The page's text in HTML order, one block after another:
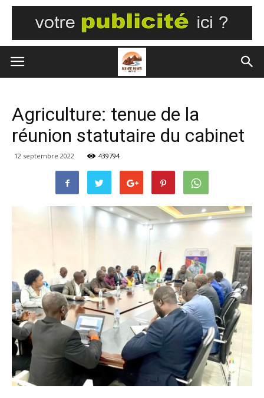
Agriculture: tenue de la
réunion statutaire du cabinet
12 septembre 2022 439794